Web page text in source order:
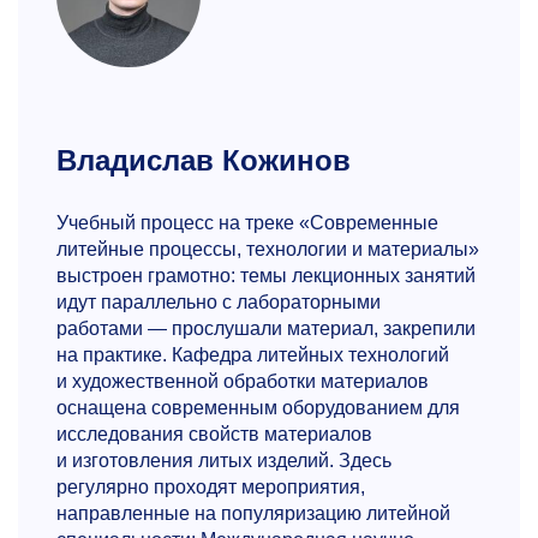
Владислав Кожинов
Учебный процесс на треке «Современные
литейные процессы, технологии и материалы»
выстроен грамотно: темы лекционных занятий
идут параллельно с лабораторными
работами — прослушали материал, закрепили
на практике. Кафедра литейных технологий
и художественной обработки материалов
оснащена современным оборудованием для
исследования свойств материалов
и изготовления литых изделий. Здесь
регулярно проходят мероприятия,
направленные на популяризацию литейной